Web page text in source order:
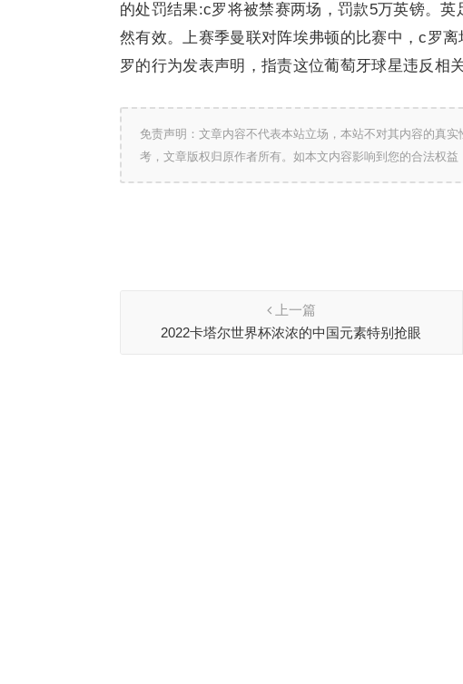
的处罚结果:c罗将被禁赛两场，罚款5万英镑。
然有效。上赛季曼联对阵埃弗顿的比赛中，c罗
罗的行为发表声明，指责这位葡萄牙球星违反相
免责声明：文章内容不代表本站立场，本站不对其内容的真
考，文章版权归原作者所有。如本文内容影响到您的合法权
上一篇
2022卡塔尔世界杯浓浓的中国元素特别抢眼